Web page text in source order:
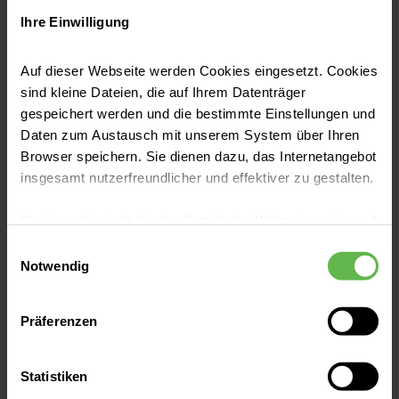
Ihre Einwilligung
Auf dieser Webseite werden Cookies eingesetzt. Cookies
sind kleine Dateien, die auf Ihrem Datenträger
gespeichert werden und die bestimmte Einstellungen und
Daten zum Austausch mit unserem System über Ihren
Browser speichern. Sie dienen dazu, das Internetangebot
insgesamt nutzerfreundlicher und effektiver zu gestalten.
eingesetzt werden.
Es steht Ihnen frei, unsere Seite mit nur den notwendigen
Cookies zu benutzen, eine individuelle Auswahl
oder durch Auswahl von „Alle Cookies akzeptieren“ in die
Notwendig
Präferenzen
Statistiken
Datenschutzerklärung
Abbrechen
Deutschland an Bauchspeicheldrüsenkrebs.
steigt mit zunehmendem Alter. Welche
Anzeichen und Behandlungsmöglichkeiten es
gibt, erklärt unsere Expertin.